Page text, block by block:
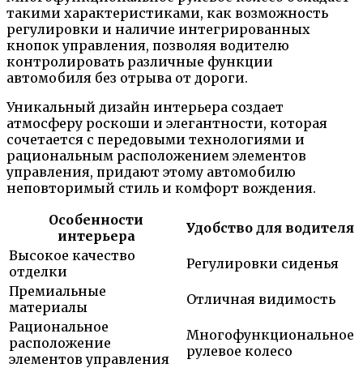
такими характеристиками, как возможность
регулировки и наличие интегрированных
кнопок управления, позволяя водителю
контролировать различные функции
автомобиля без отрыва от дороги.
Уникальный дизайн интерьера создает
атмосферу роскоши и элегантности, которая
сочетается с передовыми технологиями и
рациональным расположением элементов
управления, придают этому автомобилю
неповторимый стиль и комфорт вождения.
Особенности
интерьера
Удобство для водителя
Высокое качество
отделки
Регулировки сиденья
Премиальные
материалы
Отличная видимость
Рациональное
расположение
элементов управления
Многофункциональное
рулевое колесо